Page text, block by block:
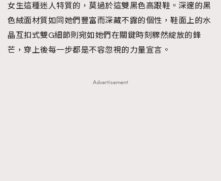
女生這種迷人特質的，莫過於這雙黑色高跟鞋。深邃的黑
色絨面材質如同她們豐富而深藏不露的個性，鞋面上的水
晶互扣式雙G細節則宛如她們在關鍵時刻驟然綻放的鋒
芒，穿上後每一步都是不容忽視的力量宣言。
Advertisement